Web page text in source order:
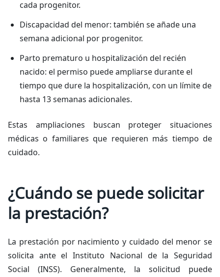
cada progenitor.
Discapacidad del menor: también se añade una
semana adicional por progenitor.
Parto prematuro u hospitalización del recién
nacido: el permiso puede ampliarse durante el
tiempo que dure la hospitalización, con un límite de
hasta 13 semanas adicionales.
Estas ampliaciones buscan proteger situaciones
médicas o familiares que requieren más tiempo de
cuidado.
¿Cuándo se puede solicitar
la prestación?
La prestación por nacimiento y cuidado del menor se
solicita ante el Instituto Nacional de la Seguridad
Social (INSS). Generalmente, la solicitud puede